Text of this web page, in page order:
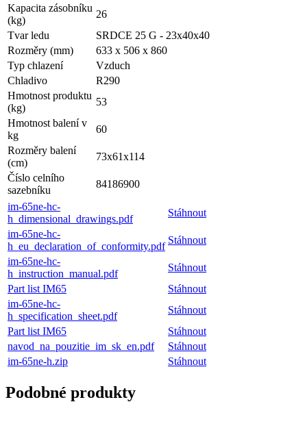
Kapacita zásobníku
(kg)
26
Tvar ledu
SRDCE 25 G - 23x40x40
Rozměry (mm)
633 x 506 x 860
Typ chlazení
Vzduch
Chladivo
R290
Hmotnost produktu
(kg)
53
Hmotnost balení v
kg
60
Rozměry balení
(cm)
73x61x114
Číslo celního
sazebníku
84186900
im-65ne-hc-
h_dimensional_drawings.pdf
Stáhnout
im-65ne-hc-
h_eu_declaration_of_conformity.pdf
Stáhnout
im-65ne-hc-
h_instruction_manual.pdf
Stáhnout
Part list IM65
Stáhnout
im-65ne-hc-
h_specification_sheet.pdf
Stáhnout
Part list IM65
Stáhnout
navod_na_pouzitie_im_sk_en.pdf
Stáhnout
im-65ne-h.zip
Stáhnout
Podobné produkty